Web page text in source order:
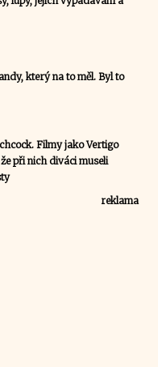
který na to měl. Byl to
Filmy jako Vertigo
při nich diváci museli
reklama